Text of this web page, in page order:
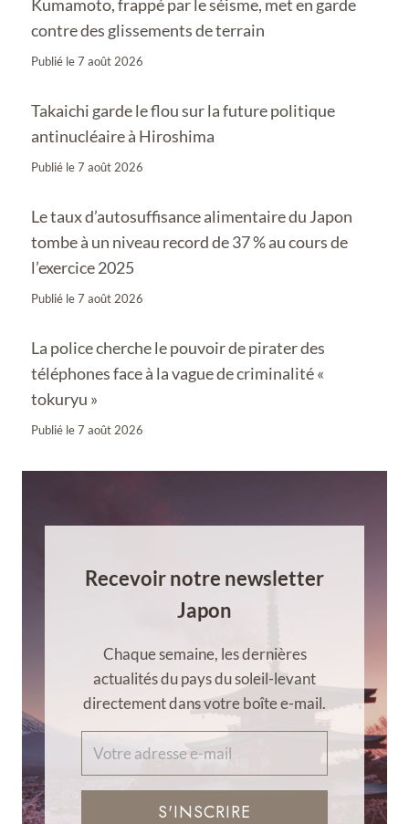
Kumamoto, frappé par le séisme, met en garde
contre des glissements de terrain
Publié le7 août 2026
Takaichi garde le flou sur la future politique
antinucléaire à Hiroshima
Publié le7 août 2026
Le taux d’autosuffisance alimentaire du Japon
tombe à un niveau record de 37 % au cours de
l’exercice 2025
Publié le7 août 2026
La police cherche le pouvoir de pirater des
téléphones face à la vague de criminalité «
tokuryu »
Publié le7 août 2026
Recevoir notre newsletter
Japon
Chaque semaine, les dernières
actualités du pays du soleil-levant
directement dans votre boîte e-mail.
S'INSCRIRE